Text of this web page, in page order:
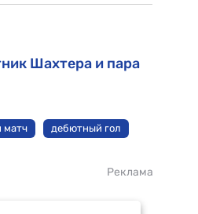
Шахтера и пара
матч дебютный гол
Реклама